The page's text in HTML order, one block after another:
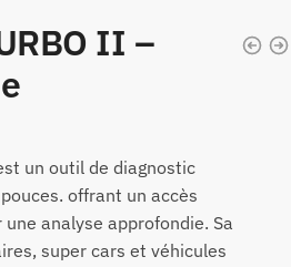
II –
un outil de diagnostic
offrant un accès
analyse approfondie. Sa
super cars et véhicules